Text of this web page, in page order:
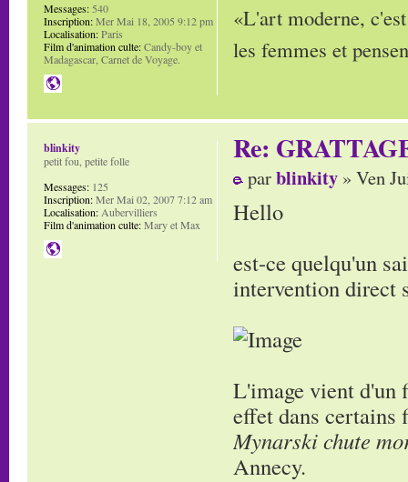
«L'art moderne,
les femmes et
Messages:540
Inscription:Mer Mai 18, 2005 9:12 pm
Localisation:Paris
Film d'animation culte:Candy-boy et
Madagascar, Carnet de Voyage.
Re:
parblinkity » Ven
Hello
est-ce quelqu'un
intervention direct
L'image vient
effet dans
Mynarski chute
Annecy.
blinkity
petit fou, petite folle
Messages: 125
Inscription:Mer Mai 02, 2007 7:12 am
Localisation:Aubervilliers
Film d'animation culte:Mary et Max